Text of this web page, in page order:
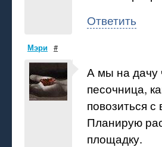
Ответить
Мэри #
А мы на дачу
песочница,
повозиться
Планирую
площадку.